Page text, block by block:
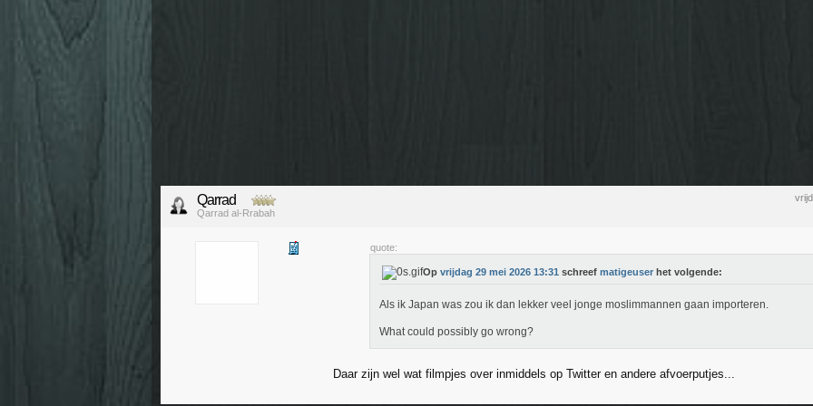
Qarrad
Qarrad al-Rrabah
quote:
Op vrijdag 29 mei 2026 13:31 schreef matigeuser het volgende:
Als ik Japan was zou ik dan lekker veel jonge moslimmannen gaan importeren.
What could possibly go wrong?
Daar zijn wel wat filmpjes over inmiddels op Twitter en andere afvoerputjes...